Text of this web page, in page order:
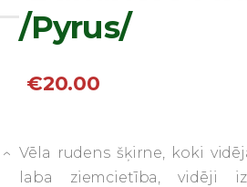
›
/Pyrus/
€20.00
Vēla rudens šķirne, koki
laba ziemcietība, vidēji